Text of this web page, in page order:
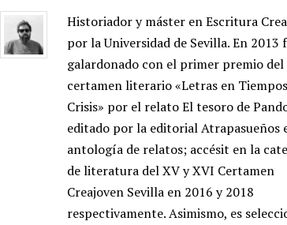
Historiador y máster en Escritura
por la Universidad de Sevilla. En 2013
galardonado con el primer premio del
certamen literario «Letras en
Crisis» por el relato El tesoro de
editado por la editorial Atrapasueños
antología de relatos; accésit en la
de literatura del XV y XVI Certamen
Creajoven Sevilla en 2016 y 2018
respectivamente. Asimismo, es